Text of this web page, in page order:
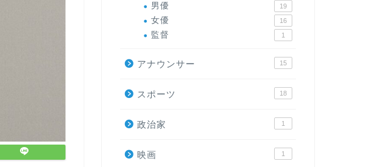
男優 19
女優 16
監督 1
アナウンサー 15
スポーツ 18
政治家 1
映画 1